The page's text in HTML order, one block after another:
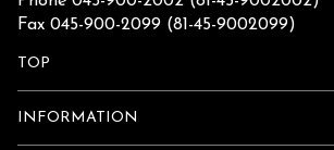
Fax 045-900-2099 (81-45-9002099)
TOP
INFORMATION